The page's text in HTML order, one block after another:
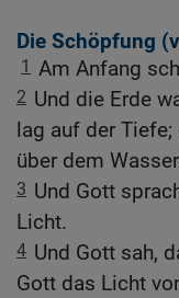
Die Schöpfung
1 Am Anfang
2 Und die Erde
lag auf der
über dem
3 Und Gott
Licht.
4 Und Gott sah,
Gott das Licht